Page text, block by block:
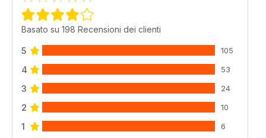
Basato su 198 Recensioni dei clienti
5 105
4 53
3 24
2 10
1 6